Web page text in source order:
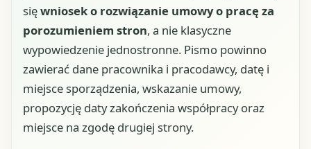
sięwniosek o rozwiązanie umowy o pracę za
porozumieniem stron, a nie klasyczne
wypowiedzenie jednostronne. Pismo powinno
zawierać dane pracownika i pracodawcy, datę i
miejsce sporządzenia, wskazanie umowy,
propozycję daty zakończenia współpracy oraz
miejsce na zgodę drugiej strony.